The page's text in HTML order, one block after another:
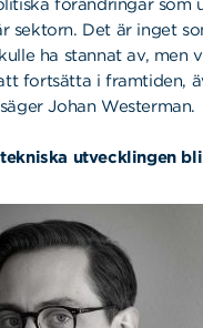
förändringar som
sektorn. Det är inget
ha stannat av, men
fortsätta i framtiden,
Johan Westerman.
utvecklingen bli